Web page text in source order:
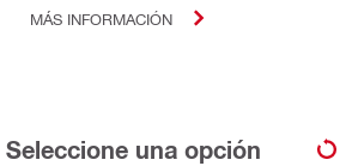
MÁS INFORMACIÓN
Seleccione una opción